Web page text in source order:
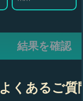
結果を確認
よくあるご質問